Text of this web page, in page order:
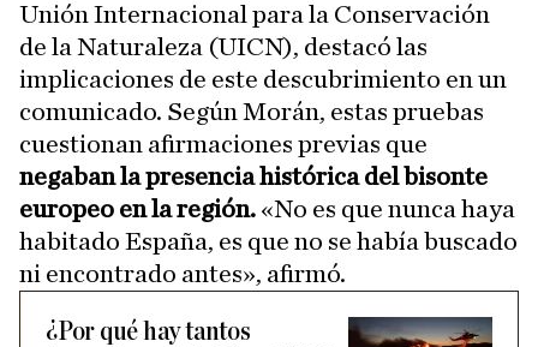
Unión Internacional para la Conservación
de la Naturaleza (UICN), destacó las
implicaciones de este descubrimiento en un
comunicado. Según Morán, estas pruebas
cuestionan afirmaciones previas que
negaban la presencia histórica del bisonte
europeo en la región. «No es que nunca haya
habitado España, es que no se había buscado
ni encontrado antes», afirmó.
¿Por qué hay tantos